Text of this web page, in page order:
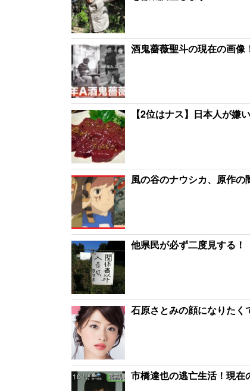
酒鬼薔薇聖斗の現在の画像
【2位はナス】日本人が嫌
風の谷のナウシカ、原作
他県民が必ず二度見する！
石原さとみの顔になりたく
市橋達也の逃亡生活！現在